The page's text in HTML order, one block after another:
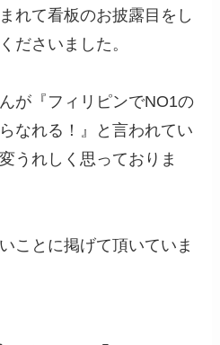
れて看板のお披露目をし
ださいました。
が『フィリピンでNO1の
なれる！』と言われてい
うれしく思っておりま
ことに掲げて頂いていま